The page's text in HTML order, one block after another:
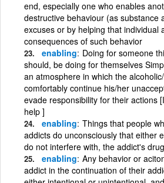
end, especially one who enables
destructive behaviour (as substance
excuses or by helping that individual
consequences of such behavior
enabling Doing for someone
should, be doing for themselves
an atmosphere in which the
comfortably continue his/her
evade responsibility for their actions
help ]
enabling Things that people
addicts do unconsciously that either
do not interfere with, the addict's
enabling Any behavior or
addict in the continuation of their